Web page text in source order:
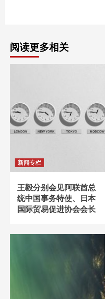
阅读更多相关
新闻专栏
王毅分别会见阿联酋总
统中国事务特使、日本
国际贸易促进协会会长